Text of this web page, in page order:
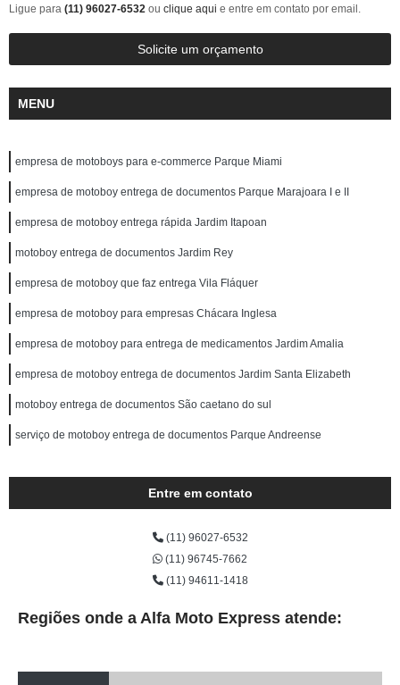
Ligue para (11) 96027-6532 ou clique aqui e entre em contato por email.
Solicite um orçamento
MENU
empresa de motoboys para e-commerce Parque Miami
empresa de motoboy entrega de documentos Parque Marajoara I e II
empresa de motoboy entrega rápida Jardim Itapoan
motoboy entrega de documentos Jardim Rey
empresa de motoboy que faz entrega Vila Fláquer
empresa de motoboy para empresas Chácara Inglesa
empresa de motoboy para entrega de medicamentos Jardim Amalia
empresa de motoboy entrega de documentos Jardim Santa Elizabeth
motoboy entrega de documentos São caetano do sul
serviço de motoboy entrega de documentos Parque Andreense
Entre em contato
(11) 96027-6532
(11) 96745-7662
(11) 94611-1418
Regiões onde a Alfa Moto Express atende: